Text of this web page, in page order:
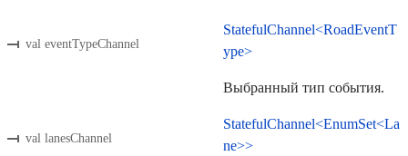
val eventTypeChannel
StatefulChannel<RoadEventT
ype>
Выбранный тип события.
val lanesChannel
StatefulChannel<EnumSet<La
ne>>